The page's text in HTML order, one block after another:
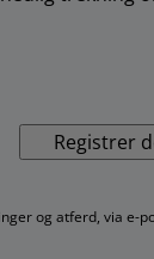
Registrer
og atferd, via e-